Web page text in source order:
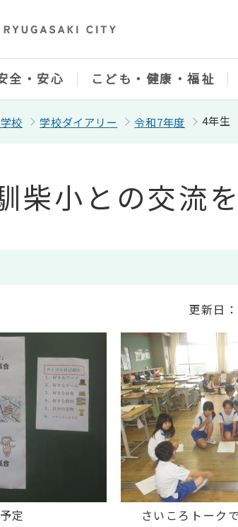
全・安心 こども・健康・福祉
校 学校ダイアリー 令和7年度 4年生
小との交流を
更新日
定 さいころトーク